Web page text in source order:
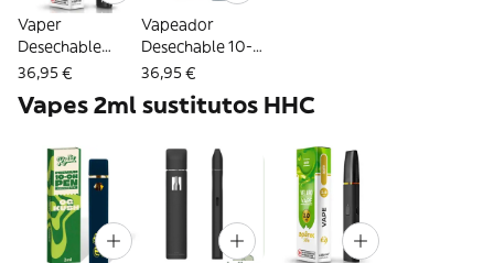
Vaper
Desechable
Velaro 8-OH 1ml
Aporex
36,95 €
Vapeador
Desechable 10-
OH 1ml - Rollz
36,95 €
Vapes 2ml sustitutos HHC